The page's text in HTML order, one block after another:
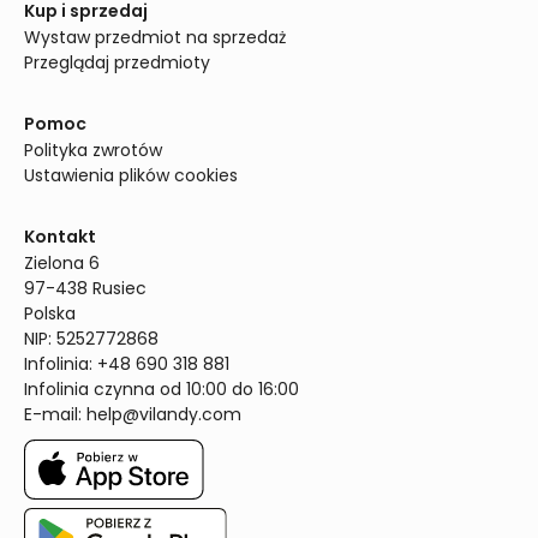
Kup i sprzedaj
Wystaw przedmiot na sprzedaż
Przeglądaj przedmioty
Pomoc
Polityka zwrotów
Ustawienia plików cookies
Kontakt
Zielona 6
97-438 Rusiec
Polska
NIP: 5252772868
Infolinia: +48 690 318 881
Infolinia czynna od 10:00 do 16:00
E-mail: help@vilandy.com